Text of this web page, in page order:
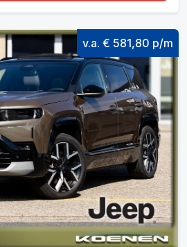
v.a. € 581,80 p/m